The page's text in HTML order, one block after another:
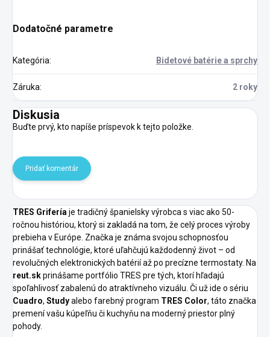
Dodatočné parametre
Kategória: Bidetové batérie a sprchy
Záruka: 2 roky
Diskusia
Buďte prvý, kto napíše príspevok k tejto položke.
Pridať komentár
TRES Grifería je tradičný španielsky výrobca s viac ako 50-
ročnou históriou, ktorý si zakladá na tom, že celý proces výroby
prebieha v Európe. Značka je známa svojou schopnosťou
prinášať technológie, ktoré uľahčujú každodenný život – od
revolučných elektronických batérií až po precízne termostaty. Na
reut.skprinášame portfólio TRES pre tých, ktorí hľadajú
spoľahlivosť zabalenú do atraktívneho vizuálu. Či už ide o sériu
Cuadro, Studyalebo farebný program TRES Color, táto značka
premení vašu kúpeľňu či kuchyňu na moderný priestor plný
pohody.